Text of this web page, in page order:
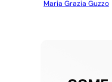
Maria Grazia Guzzo